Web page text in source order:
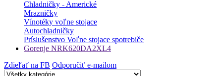
Chladničky - Americké
Mrazničky
Vínotéky voľne stojace
Autochladničky
Príslušenstvo Voľne stojace spotrebiče
Gorenje NRK620DA2XL4
Zdieľať na FB Odporučiť e-mailom